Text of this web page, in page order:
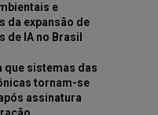
e
da expansão de
de IA no Brasil
que sistemas das
tornam-se
assinatura